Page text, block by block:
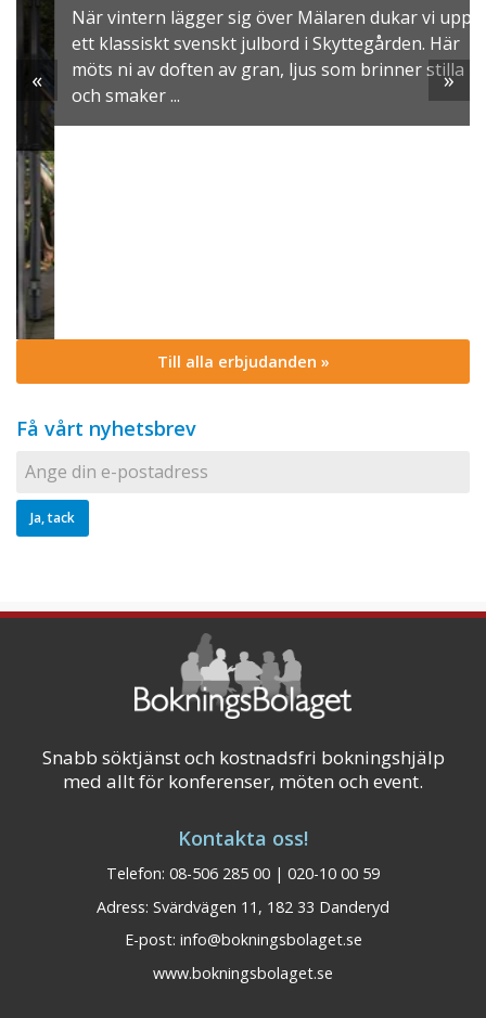
När vintern lägger sig över Mälaren dukar vi upp
ett klassiskt svenskt julbord i Skyttegården. Här
möts ni av doften av gran, ljus som brinner stilla
och smaker ...
« »
Till alla erbjudanden »
Få vårt nyhetsbrev
Snabb söktjänst och kostnadsfri bokningshjälp
med allt för konferenser, möten och event.
Kontakta oss!
Telefon: 08-506 285 00 | 020-10 00 59
Adress: Svärdvägen 11, 182 33 Danderyd
E-post: info@bokningsbolaget.se
www.bokningsbolaget.se